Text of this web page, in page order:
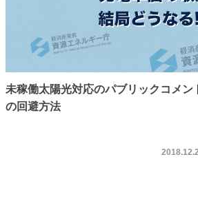
未稼働太陽光対応のパブリックコメン
の回避方法